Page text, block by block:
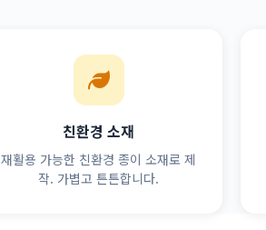
친환경 소재
재활용 가능한 친환경 종이 소재로 제
작. 가볍고 튼튼합니다.